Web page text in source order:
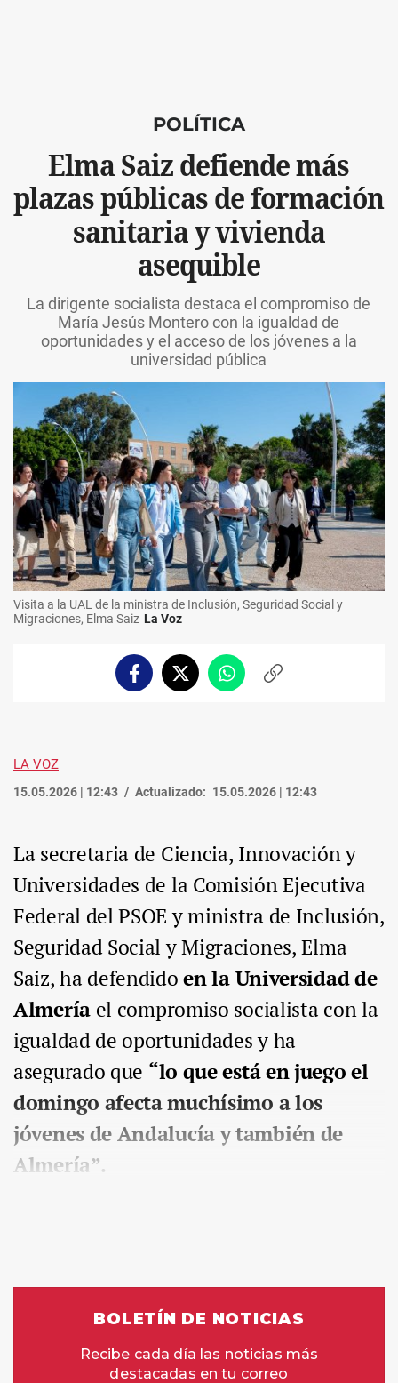
POLÍTICA
Elma Saiz defiende más
plazas públicas de formación
sanitaria y vivienda
asequible
La dirigente socialista destaca el compromiso de
María Jesús Montero con la igualdad de
oportunidades y el acceso de los jóvenes a la
universidad pública
Visita a la UAL de la ministra de Inclusión, Seguridad Social y
Migraciones, Elma Saiz La Voz
FacebookTwitterWhatsappCopiar
LA VOZ
15.05.2026 | 12:43 Actualizado: 15.05.2026 | 12:43
La secretaria de Ciencia, Innovación y
Universidades de la Comisión Ejecutiva
Federal del PSOE y ministra de Inclusión,
Seguridad Social y Migraciones, Elma
Saiz, ha defendidoen la Universidad de
Almería el compromiso socialista con la
igualdad de oportunidades y ha
asegurado que “lo que está en juego el
domingo afecta muchísimo a los
jóvenes de Andalucía y también de
Almería”.